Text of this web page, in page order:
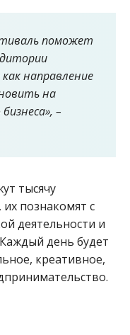
поможет
направление
на
–
тысячу
познакомят с
деятельности и
день будет
креативное,